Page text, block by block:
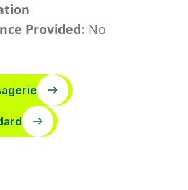
Provided: No